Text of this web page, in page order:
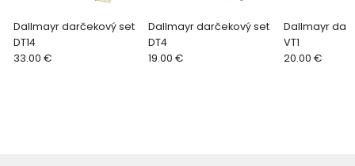
Dallmayr darčekový set
DT14
33.00 €
Dallmayr darčekový set
DT4
19.00 €
Dallmayr
VT1
20.00 €